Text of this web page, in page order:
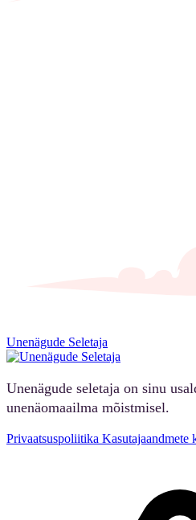
Unenägude Seletaja
Unenägude seletaja on sinu
unenäomaailma mõistmisel.
Privaatsuspoliitika Kasutajaandmete